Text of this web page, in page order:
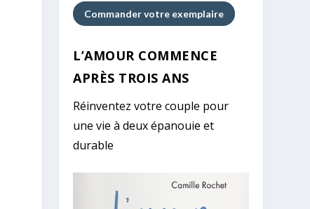
Commander votre exemplaire
L’AMOUR COMMENCE
APRÈS TROIS ANS
Réinventez votre couple pour
une vie à deux épanouie et
durable